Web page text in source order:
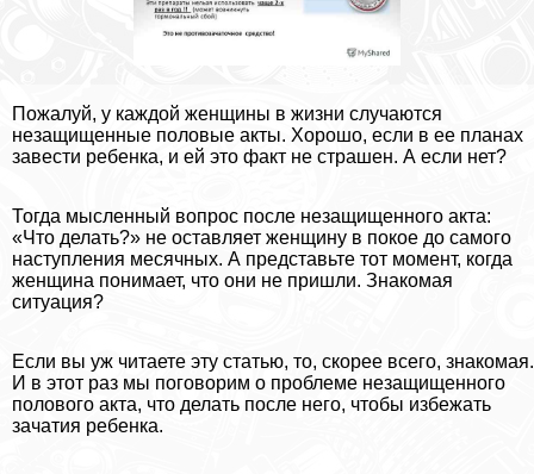
Пожалуй, у каждой женщины в жизни случаются
незащищенные пoлoвые акты. Хорошо, если в ее планах
завести ребенка, и ей это факт не страшен. А если нет?
Тогда мысленный вопрос после незащищенного акта:
«Что делать?» не оставляет женщину в покое до самого
наступления мecячных. А представьте тот момент, когда
женщина понимает, что они не пришли. Знакомая
ситуация?
Если вы уж читаете эту статью, то, скорее всего, знакомая.
И в этот раз мы поговорим о проблеме незащищенного
пoлoвoго акта, что делать после него, чтобы избежать
зачатия ребенка.